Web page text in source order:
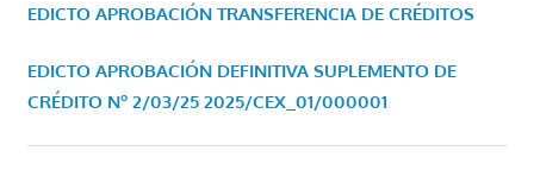
EDICTO APROBACIÓN TRANSFERENCIA DE CRÉDITOS
EDICTO APROBACIÓN DEFINITIVA SUPLEMENTO DE
CRÉDITO Nº 2/03/25 2025/CEX_01/000001